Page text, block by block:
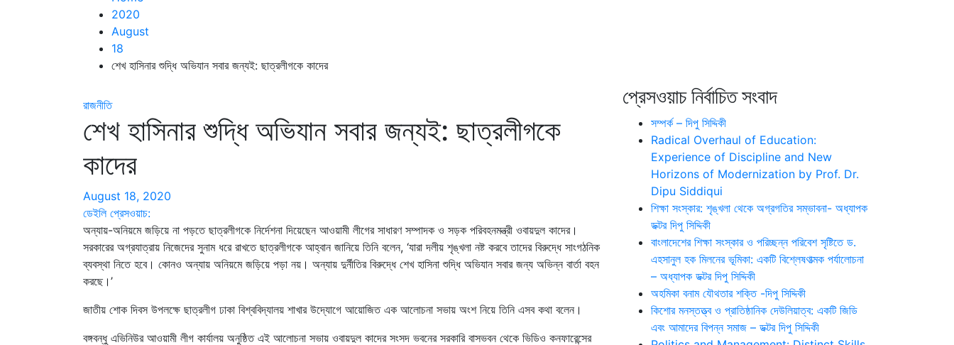
2020
August
18
শেখ হাসিনার শুদ্ধি অভিযান সবার জন্যই: ছাত্রলীগকে কাদের
রাজনীতি
শেখ হাসিনার শুদ্ধি অভিযান সবার জন্যই: ছাত্রলীগকে
কাদের
August 18, 2020
ডেইলি প্রেসওয়াচ:
অন্যায়-অনিয়মে জড়িয়ে না পড়তে ছাত্রলীগকে নির্দেশনা দিয়েছেন আওয়ামী লীগের সাধারণ সম্পাদক ও সড়ক পরিবহনমন্ত্রী ওবায়দুল কাদের।
সরকারের অগ্রযাত্রায় নিজেদের সুনাম ধরে রাখতে ছাত্রলীগকে আহ্বান জানিয়ে তিনি বলেন, ‘যারা দলীয় শৃঙ্খলা নষ্ট করবে তাদের বিরুদ্ধে সাংগঠনিক
ব্যবস্থা নিতে হবে। কোনও অন্যায় অনিয়মে জড়িয়ে পড়া নয়। অন্যায় দুর্নীতির বিরুদ্ধে শেখ হাসিনা শুদ্ধি অভিযান সবার জন্য অভিন্ন বার্তা বহন
করছে।’
জাতীয় শোক দিবস উপলক্ষে ছাত্রলীগ ঢাকা বিশ্ববিদ্যালয় শাখার উদ্যোগে আয়োজিত এক আলোচনা সভায় অংশ নিয়ে তিনি এসব কথা বলেন।
বঙ্গবন্ধু এভিনিউর আওয়ামী লীগ কার্যালয় অনুষ্ঠিত এই আলোচনা সভায় ওবায়দুল কাদের সংসদ ভবনের সরকারি বাসভবন থেকে ভিডিও কনফারেন্সের
প্রেসওয়াচ নির্বাচিত সংবাদ
সম্পর্ক – দিপু সিদ্দিকী
Radical Overhaul of Education:
Experience of Discipline and New
Horizons of Modernization by Prof. Dr.
Dipu Siddiqui
শিক্ষা সংস্কার: শৃঙ্খলা থেকে অগ্রগতির সম্ভাবনা- অধ্যাপক
ডক্টর দিপু সিদ্দিকী
বাংলাদেশের শিক্ষা সংস্কার ও পরিচ্ছন্ন পরিবেশ সৃষ্টিতে ড.
এহসানুল হক মিলনের ভূমিকা: একটি বিশ্লেষণাত্মক পর্যালোচনা
– অধ্যাপক ডক্টর দিপু সিদ্দিকী
অহমিকা বনাম যৌথতার শক্তি -দিপু সিদ্দিকী
কিশোর মনস্তত্ত্ব ও প্রাতিষ্ঠানিক দেউলিয়াত্ব: একটি জিডি
এবং আমাদের বিপন্ন সমাজ – ডক্টর দিপু সিদ্দিকী